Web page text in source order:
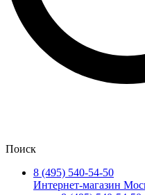
Поиск
8 (495) 540-54-50
Интернет-магазин